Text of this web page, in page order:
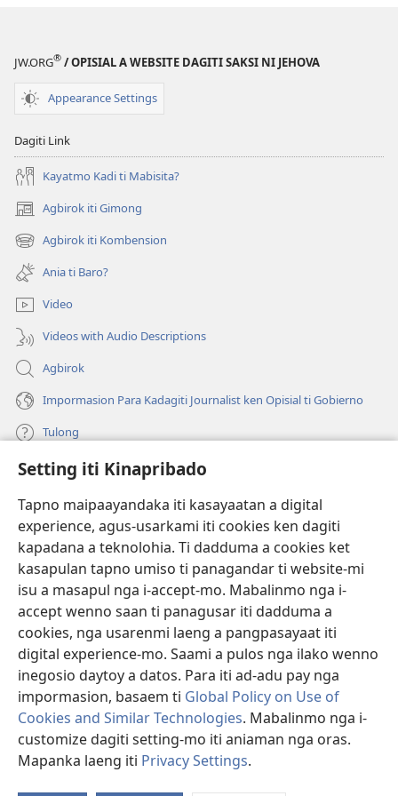
Setting iti Kinapribado
Tapno maipaayandaka iti kasayaatan a digital
experience, agus-usarkami iti cookies ken dagiti
kapadana a teknolohia. Ti dadduma a cookies ket
kasapulan tapno umiso ti panagandar ti website-mi
isu a masapul nga i-accept-mo. Mabalinmo nga i-
accept wenno saan ti panagusar iti dadduma a
cookies, nga usarenmi laeng a pangpasayaat iti
digital experience-mo. Saami a pulos nga ilako wenno
inegosio daytoy a datos. Para iti ad-adu pay nga
impormasion, basaem ti Global Policy on Use of
Cookies and Similar Technologies. Mabalinmo nga i-
customize dagiti setting-mo iti aniaman nga oras.
Mapanka laeng iti Privacy Settings.
JW.ORG® / OPISIAL A WEBSITE DAGITI SAKSI NI JEHOVA
Appearance Settings
Dagiti Link
Kayatmo Kadi ti Mabisita?
Agbirok iti Gimong
(manglukat
iti
baro
window)
Agbirok iti Kombension
(manglukat
iti
baro
a
window)
Ania ti Baro?
Video
Videos with Audio Descriptions
Agbirok
Impormasion Para Kadagiti Journalist ken Opisial ti Gobierno
Tulong
Donasion
(manglukat
iti
baro
a
window)
Watchtower ONLINE A LIBRARIA
(manglukat
iti
baro
a
JW Hub ®
(manglukat
iti
baro
window)
JW Library
Watchtower Library
Copyright© 2026 Watch Tower Bible and Tract Society of Pennsylvania.
PAGANNUROTAN ITI PANAGUSAR|PAGANNUROTAN ITI
KINAPRIBADO|SETTING ITI KINAPRIBADO